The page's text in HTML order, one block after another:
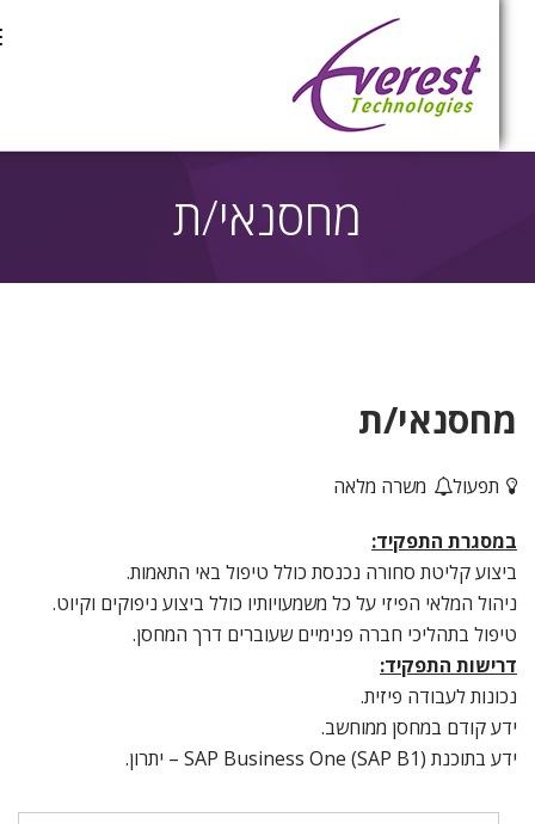
מחסנאי/ת
מחסנאי/ת
תפעול משרה מלאה
במסגרת התפקיד:
ביצוע קליטת סחורה נכנסת כולל טיפול באי התאמות.
ניהול המלאי הפיזי על כל משמעויותיו כולל ביצוע ניפוקים וקיוט.
טיפול בתהליכי חברה פנימיים שעוברים דרך המחסן.
דרישות התפקיד:
נכונות לעבודה פיזית.
ידע קודם במחסן ממוחשב.
ידע בתוכנת SAP Business One (SAP B1) – יתרון.